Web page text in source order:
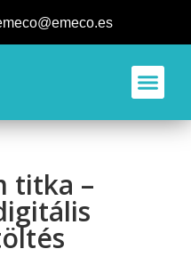
titka –